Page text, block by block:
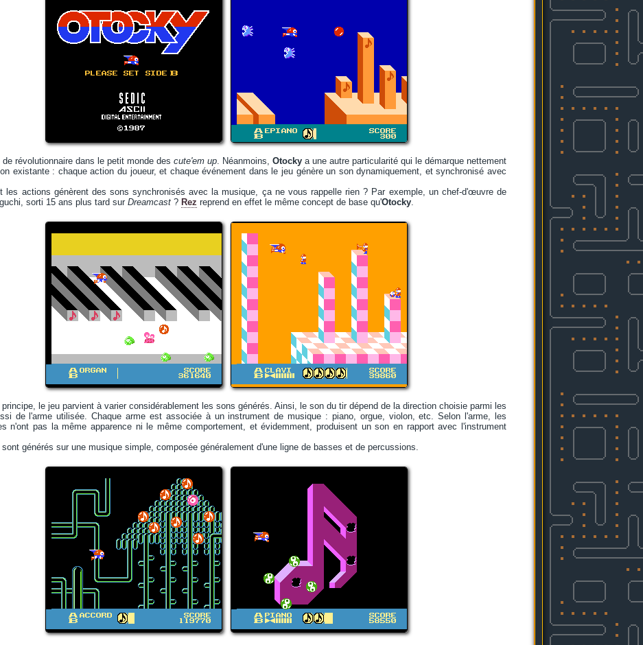
révolutionnaire dans le petit monde des cute'em up. Néanmoins, Otocky a une autre particularité qui le démarque nettement
existante : chaque action du joueur, et chaque événement dans le jeu génère un son dynamiquement, et synchronisé avec
les actions génèrent des sons synchronisés avec la musique, ça ne vous rappelle rien ? Par exemple, un chef-d'œuvre de
sorti 15 ans plus tard sur Dreamcast ? Rez reprend en effet le même concept de base qu'Otocky.
principe, le jeu parvient à varier considérablement les sons générés. Ainsi, le son du tir dépend de la direction choisie parmi les
de l'arme utilisée. Chaque arme est associée à un instrument de musique : piano, orgue, violon, etc. Selon l'arme, les
n'ont pas la même apparence ni le même comportement, et évidemment, produisent un son en rapport avec l'instrument
sont générés sur une musique simple, composée généralement d'une ligne de basses et de percussions.